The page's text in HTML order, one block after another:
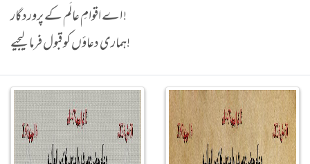
اے اقوامِ عالَم کے پروردگار !
ہماری دعاؤں کو قبول فرما لیجیے!